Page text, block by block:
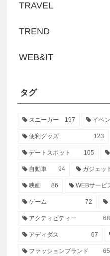
TRAVEL
TREND
WEB&IT
タグ
スニーカー 197 イベ
便利グッズ 123
デートスポット 105
自動車 94 ガジェッ
映画 86 WEBサービ
ゲーム 72
アクティビティー 68
アディダス 67
ファッションブランド 65